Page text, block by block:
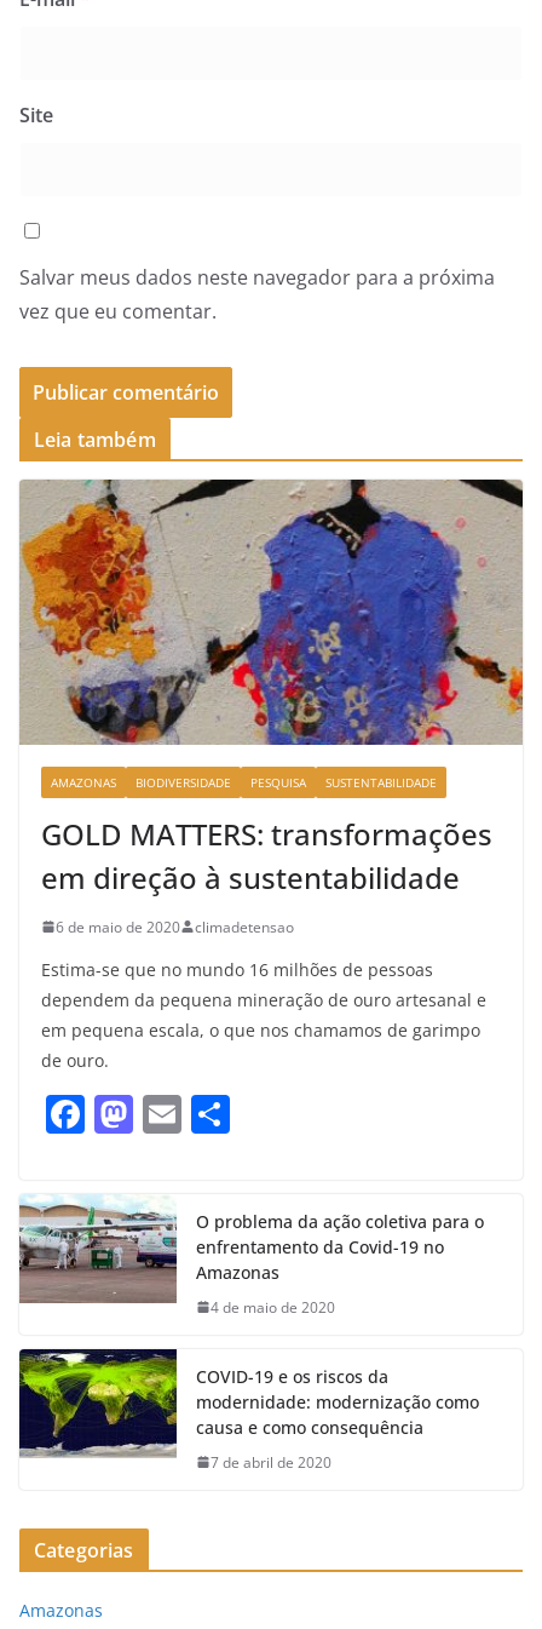
Site
Salvar meus dados neste navegador para a próxima
vez que eu comentar.
Leia também
AMAZONAS BIODIVERSIDADE PESQUISA SUSTENTABILIDADE
GOLD MATTERS: transformações
em direção à sustentabilidade
6 de maio de 2020 climadetensao
Estima-se que no mundo 16 milhões de pessoas
dependem da pequena mineração de ouro artesanal e
em pequena escala, o que nos chamamos de garimpo
de ouro.
F
c
e
b
o
o
k
M
st
o
d
o
n
E
e
O problema da ação coletiva para o
enfrentamento da Covid-19 no
Amazonas
4 de maio de 2020
COVID-19 e os riscos da
modernidade: modernização como
causa e como consequência
7 de abril de 2020
Categorias
Amazonas